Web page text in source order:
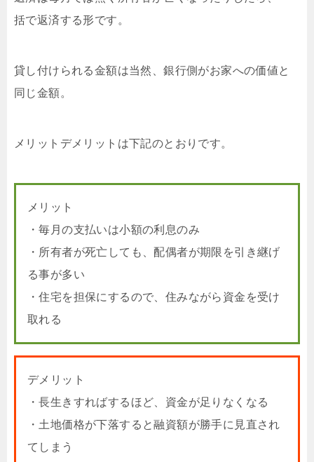
括で返済する形です。
貸し付けられる金額は当然、銀行側がお家への価値と
同じ金額。
メリットデメリットは下記のとおりです。
メリット
・毎月の支払いは小額の利息のみ
・所有者が死亡しても、配偶者が期限を引き継げ
る事が多い
・住宅を担保にするので、住みながら資金を受け
取れる
デメリット
・長生きすればするほど、資金が足りなくなる
・土地価格が下落すると融資額が勝手に見直され
てしまう